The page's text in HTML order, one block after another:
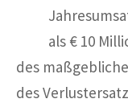
als € 10
des
des